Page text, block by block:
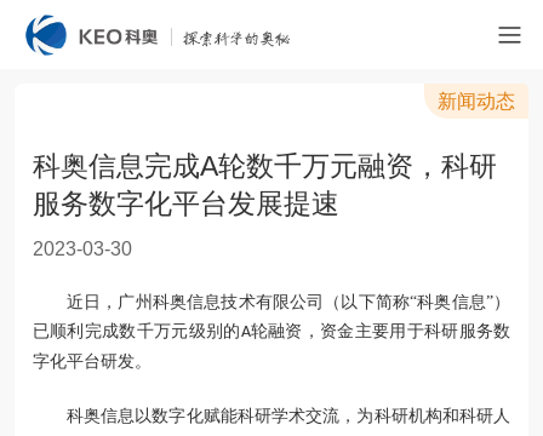
科奥信息完成A轮数千万元融资，科研
服务数字化平台发展提速
2023-03-30
新闻动态
近日，广州科奥信息技术有限公司（以下简称“科奥信息”）
已顺利完成数千万元级别的A轮融资，资金主要用于科研服务数
字化平台研发。
科奥信息以数字化赋能科研学术交流 ， 为科研机构和科研人